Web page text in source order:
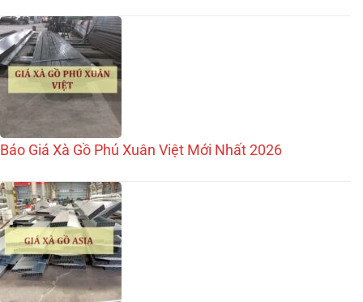
Báo Giá Xà Gồ Phú Xuân Việt Mới Nhất 2026